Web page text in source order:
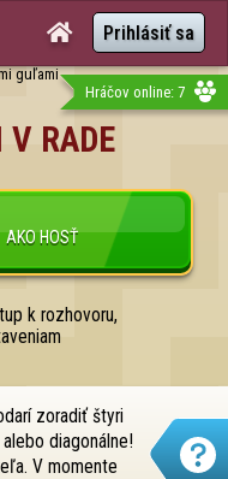
 Prihlásiť sa
Hráčov online: 7
RADE
AKO HOSŤ
k rozhovoru,
zoradiť štyri
diagonálne!
V momente